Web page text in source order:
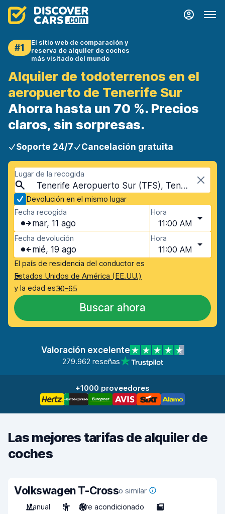
#1
El sitio web de comparación y
reserva de alquiler de coches
más visitado del mundo
Alquiler de todoterrenos en el
aeropuerto de Tenerife Sur
Ahorra hasta un 70 %. Precios
claros, sin sorpresas.
Soporte 24/7 Cancelación gratuita
Lugar de la recogida
Tenerife Aeropuerto Sur (TFS), Tenerife, España - Islas Canarias
Devolución en el mismo lugar
Fecha recogida
mar, 11 ago
Hora
11:00 AM
Fecha devolución
mié, 19 ago
Hora
11:00 AM
El país de residencia del conductor es
Estados Unidos de América (EE.UU.)
y la edad es30-65
Buscar ahora
Valoración excelente
279.962 reseñas
+1000 proveedores
Las mejores tarifas de alquiler de
coches
Volkswagen T-Crosso similar
Manual
5 Aire acondicionado 5